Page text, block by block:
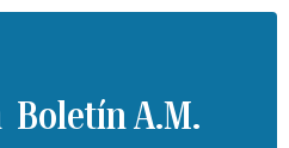
Boletín A.M.